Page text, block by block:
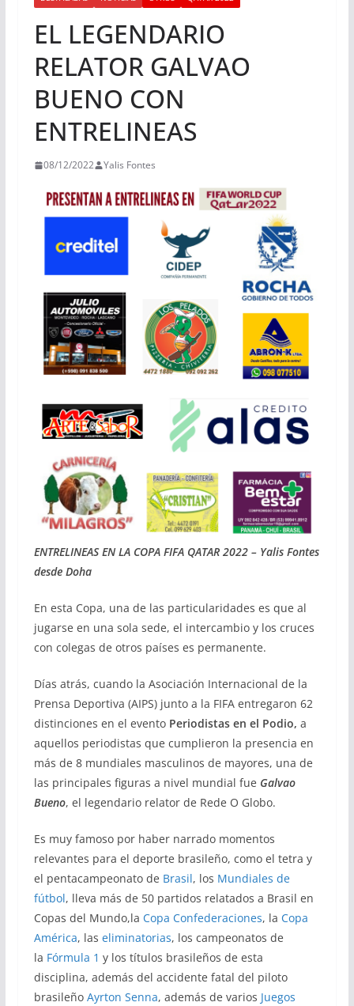
EL LEGENDARIO
RELATOR GALVAO
BUENO CON
ENTRELINEAS
08/12/2022 Yalis Fontes
ENTRELINEAS EN LA COPA FIFA QATAR 2022 – Yalis Fontes
desde Doha
En esta Copa, una de las particularidades es que al
jugarse en una sola sede, el intercambio y los cruces
con colegas de otros países es permanente.
Días atrás, cuando la Asociación Internacional de la
Prensa Deportiva (AIPS) junto a la FIFA entregaron 62
distinciones en el evento Periodistas en el Podio, a
aquellos periodistas que cumplieron la presencia en
más de 8 mundiales masculinos de mayores, una de
las principales figuras a nivel mundial fue Galvao
Bueno, el legendario relator de Rede O Globo.
Es muy famoso por haber narrado momentos
relevantes para el deporte brasileño, como el tetra y
el pentacampeonato de Brasil, los Mundiales de
fútbol, lleva más de 50 partidos relatados a Brasil en
Copas del Mundo,la Copa Confederaciones, la Copa
América, las eliminatorias, los campeonatos de
la Fórmula 1 y los títulos brasileños de esta
disciplina, además del accidente fatal del piloto
brasileño Ayrton Senna, además de varios Juegos